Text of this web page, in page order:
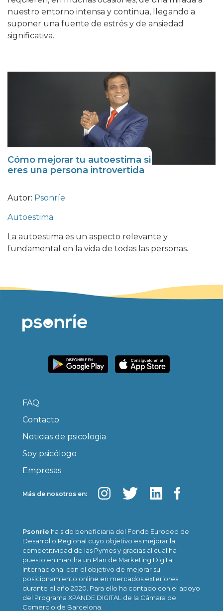
nuestro entorno intensa y continua, llegando a
suponer una fuente de estrés y de ansiedad
significativa.
Cómo mejorar tu autoestima si
eres una persona introvertida
Autor: Psonríe
Autoestima
La autoestima es un aspecto relevante y
fundamental en la vida de todas las personas.
FAQ
Contacto
Noticias de psicologia
Soy psicólogo
Empresas
Más de nosotros en:
Psonríe ha sido beneficiaria del Fondo Europeo de
Desarrollo Regional cuyo objetivo es mejorar la
competitividad de las Pymes y gracias al cual ha
puesto en marcha un Plan de Marketing Digital
Internacional con el objetivo de mejorar su
posicionamiento online en mercados exteriores
durante el año 2020. Para ello ha contado con el apoyo
del Programa XPANDE DIGITAL de la Cámara de
Comercio de Barcelona.